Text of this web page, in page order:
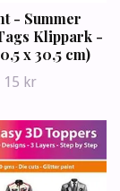
- Summer
Klippark -
x 30,5 cm)
15 kr